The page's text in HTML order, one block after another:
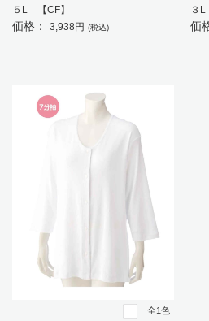
５L 【CF】
価格： 3,938円 (税込)
３
価
全1色